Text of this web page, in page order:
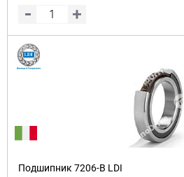
Подшипник 7206-B LDI